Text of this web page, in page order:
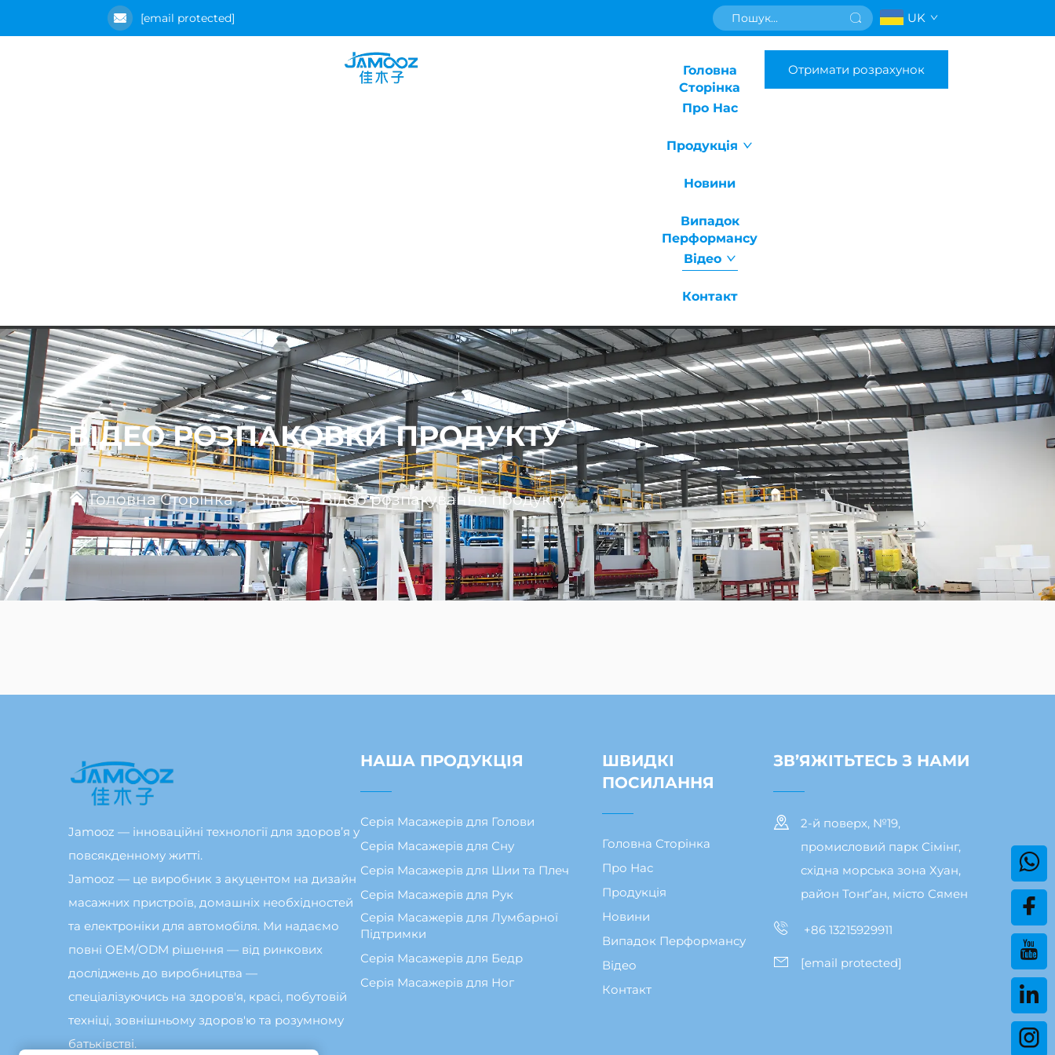
[email protected] UK
Головна
Сторінка
Про Нас
Продукція
Новини
Випадок
Перформансу
Відео
Контакт
Отримати розрахунок
ВІДЕО РОЗПАКОВКИ ПРОДУКТУ
Головна Сторінка>Відео>Відео розпакування продукту
Jamooz — інноваційні технології для здоров’я у
повсякденному житті.
Jamooz — це виробник з акуцентом на дизайн
масажних пристроїв, домашніх необхідностей
та електроніки для автомобіля. Ми надаємо
повні OEM/ODM рішення — від ринкових
досліджень до виробництва —
спеціалізуючись на здоров'я, красі, побутовій
техніці, зовнішньому здоров'ю та розумному
батьківстві.
НАША ПРОДУКЦІЯ
Серія Масажерів для Голови
Серія Масажерів для Сну
Серія Масажерів для Шии та Плеч
Серія Масажерів для Рук
Серія Масажерів для Лумбарної
Підтримки
Серія Масажерів для Бедр
Серія Масажерів для Ног
ШВИДКІ
ПОСИЛАННЯ
Головна Сторінка
Про Нас
Продукція
Новини
Випадок Перформансу
Відео
Контакт
ЗВ’ЯЖІТЬТЕСЬ З НАМИ
2-й поверх, №19,
промисловий парк Сімінг,
східна морська зона Хуан,
район Тонґʼан, місто Сямен
+86 13215929911
[email protected]